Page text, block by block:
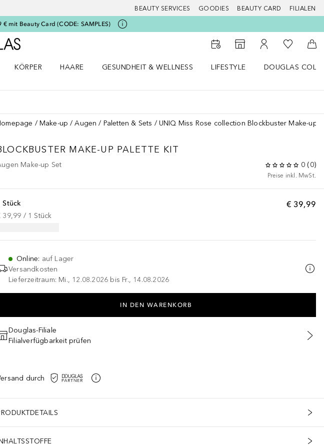
BEAUTY SERVICES GOODIES BEAUTY CARD FILIALEN
mit Beauty Card (CODE: SAMPLES)
Zur Douglas Startseite
Zum Storefinder
Zu Meinem
Zu Meiner
KÖRPER
HAARE
GESUNDHEIT & WELLNESS
LIFESTYLE
DOUGLAS
Make-up Augen Paletten & Sets UNIQ Miss Rose collection Blockbuster Make-up
MAKE-UP PALETTE KIT
Make-up Set 0 (0)
Preise inkl. MwSt.
€ 39,99
Stück
39,99 / 1 Stück
Online: auf Lager
Versandkosten
Lieferzeitraum: Mi., 12.08.2026 bis Fr., 14.08.2026
IN DEN WARENKORB
Douglas-Filiale
Filialverfügbarkeit prüfen
durch